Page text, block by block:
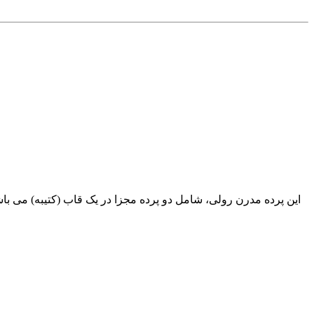
این پرده مدرن رولی، شامل دو پرده مجزا در یک قاب (کتیبه) می